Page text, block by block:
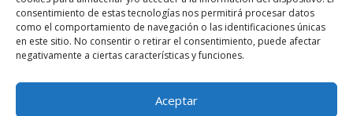
consentimiento de estas tecnologías nos permitirá procesar datos
como el comportamiento de navegación o las identificaciones únicas
en este sitio. No consentir o retirar el consentimiento, puede afectar
negativamente a ciertas características y funciones.
Aceptar
logo SID